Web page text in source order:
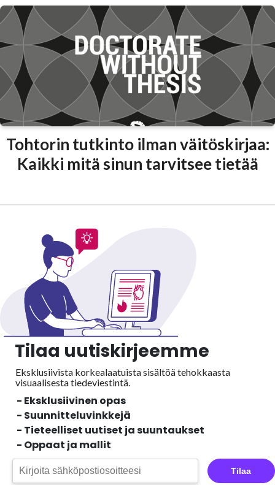
Tohtorin tutkinto ilman väitöskirjaa:
Kaikki mitä sinun tarvitsee tietää
Tilaa uutiskirjeemme
Eksklusiivista korkealaatuista sisältöä tehokkaasta
visuaalisestatiedeviestintä.
- Eksklusiivinen opas
- Suunnitteluvinkkejä
- Tieteelliset uutiset ja suuntaukset
- Oppaat ja mallit
Tilaa